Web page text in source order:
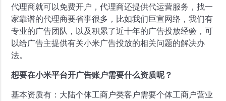
代理商就可以免费开户，代理商还提供代运营服务，找一
家靠谱的代理商要省事很多，比如我们巨宣网络，我们有
专业的广告团队，以及积累了近十年的广告投放经验，可
以给广告主提供有关小米广告投放的相关问题的解决办
法。
想要在小米平台开广告账户需要什么资质呢？
基本资质有：大陆个体工商户类客户需要个体工商户营业